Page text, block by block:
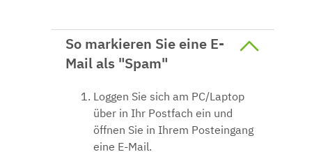
So markieren Sie eine E-
Mail als "Spam"
Loggen Sie sich am PC/Laptop
über in Ihr Postfach ein und
öffnen Sie in Ihrem Posteingang
eine E-Mail.